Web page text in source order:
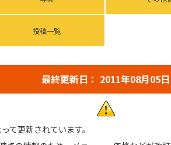
投稿一覧
最終更新日： 2011年08月05日
て更新されています。